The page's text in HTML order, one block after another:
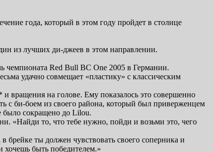
года, который в этом году пройдет в столице
из лучших ди-джеев в этом направлении.
чемпионата Red Bull BC One 2005 в Германии.
удачно совмещает «пластику» с классическим
вращения на голове. Ему показалось это совершенно
с би-боем из своего района, который был приверженцем
было сокращено до Lilou.
«Найди то, что тебе нужно, пойди и возьми это, чего
ты должен чувствовать своего соперника и
хочешь быть победителем.»